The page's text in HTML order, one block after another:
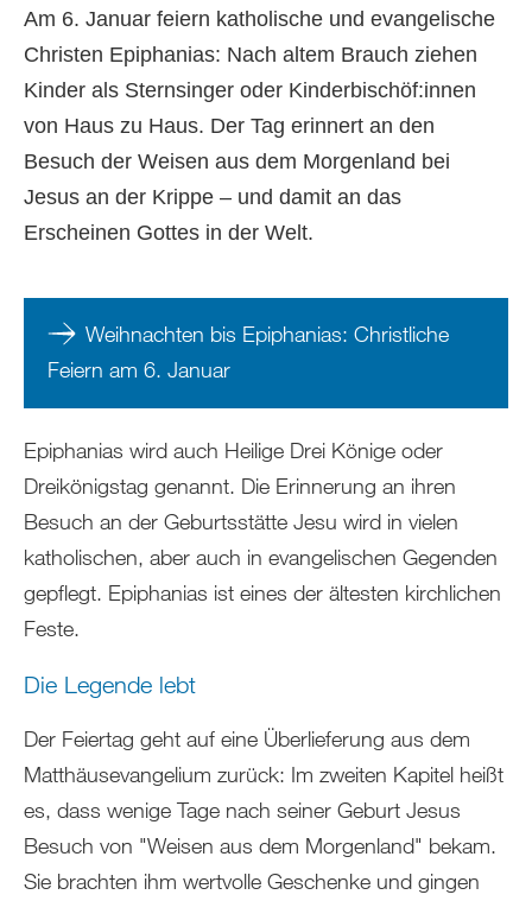
Am 6. Januar feiern katholische und evangelische
Christen Epiphanias: Nach altem Brauch ziehen
Kinder als Sternsinger oder Kinderbischöf:innen
von Haus zu Haus. Der Tag erinnert an den
Besuch der Weisen aus dem Morgenland bei
Jesus an der Krippe – und damit an das
Erscheinen Gottes in der Welt.
Weihnachten bis Epiphanias: Christliche
Feiern am 6. Januar
Epiphanias wird auch Heilige Drei Könige oder
Dreikönigstag genannt. Die Erinnerung an ihren
Besuch an der Geburtsstätte Jesu wird in vielen
katholischen, aber auch in evangelischen Gegenden
gepflegt. Epiphanias ist eines der ältesten kirchlichen
Feste.
Die Legende lebt
Der Feiertag geht auf eine Überlieferung aus dem
Matthäusevangelium zurück: Im zweiten Kapitel heißt
es, dass wenige Tage nach seiner Geburt Jesus
Besuch von "Weisen aus dem Morgenland" bekam.
Sie brachten ihm wertvolle Geschenke und gingen